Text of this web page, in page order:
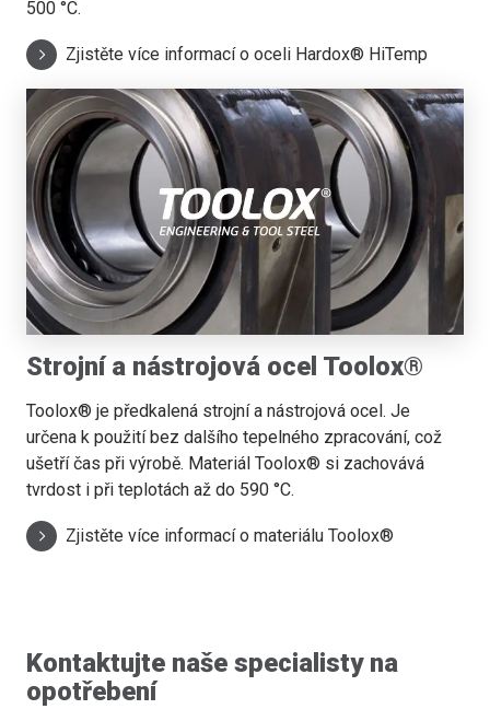
500 °C.
Zjistěte více informací o oceli Hardox® HiTemp
Strojní a nástrojová ocel Toolox®
Toolox® je předkalená strojní a nástrojová ocel. Je
určena k použití bez dalšího tepelného zpracování, což
ušetří čas při výrobě. Materiál Toolox® si zachovává
tvrdost i při teplotách až do 590 °C.
Zjistěte více informací o materiálu Toolox®
Kontaktujte naše specialisty na
opotřebení